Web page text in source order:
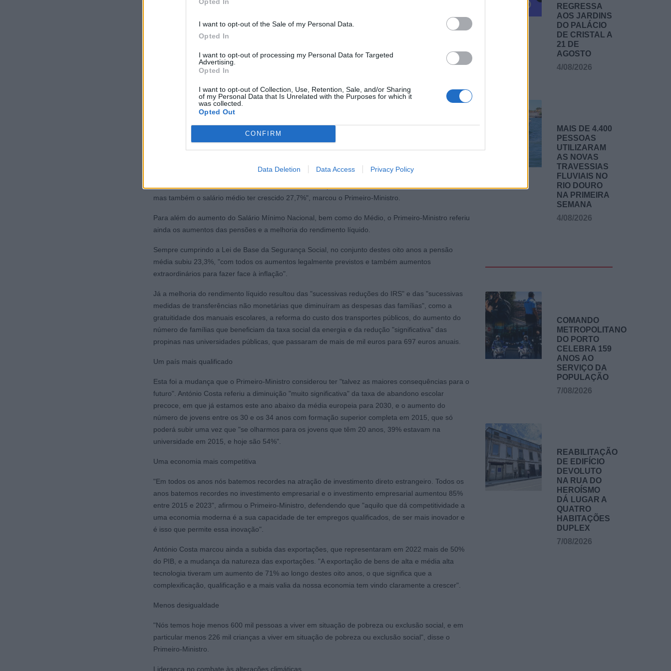
I want to opt-out of the Sale of my Personal Data.
Opted In
I want to opt-out of processing my Personal Data for Targeted
Advertising.
Opted In
I want to opt-out of Collection, Use, Retention, Sale, and/or Sharing
of my Personal Data that Is Unrelated with the Purposes for which it
was collected.
Opted Out
CONFIRM
Data Deletion Data Access Privacy Policy
com uma previsão de podermos continuar esta trajetória de redução", disse o Primeiro-Ministro.
SETE MUDANÇAS ESTRUTURAIS
Mais crescimento
O Primeiro-Ministro afirmou que entre 2000 e 2015, o país alternou entre a recessão e a
estagnação. "Só num ano destes 15 anos crescemos acima da média europeia, em 2009. De 2016
para cá a realidade é bastante diferente", disse. "Nestes oito anos, o país cresceu dez vezes mais
do que aquilo que tinha crescido nos 15 anos anteriores", marcou, referindo o crescimento de 2,1%
incluindo nos dois anos da pandemia, "onde o produto naturalmente teve uma queda brutal".
Mais emprego e mais rendimento
Contribuindo para este crescimento económico estiveram a criação de emprego e a melhoria das
milhões de pessoas. São mais 629 mil postos de trabalho em termos líquidos do que aqueles que
mas também o salário médio ter crescido 27,7%", marcou o Primeiro-Ministro.
Para além do aumento do Salário Mínimo Nacional, bem como do Médio, o Primeiro-Ministro referiu
ainda os aumentos das pensões e a melhoria do rendimento líquido.
Sempre cumprindo a Lei de Base da Segurança Social, no conjunto destes oito anos a pensão
média subiu 23,3%, "com todos os aumentos legalmente previstos e também aumentos
extraordinários para fazer face à inflação".
Já a melhoria do rendimento líquido resultou das "sucessivas reduções do IRS" e das "sucessivas
medidas de transferências não monetárias que diminuíram as despesas das famílias", como a
gratuitidade dos manuais escolares, a reforma do custo dos transportes públicos, do aumento do
número de famílias que beneficiam da taxa social da energia e da redução "significativa" das
propinas nas universidades públicas, que passaram de mais de mil euros para 697 euros anuais.
Um país mais qualificado
Esta foi a mudança que o Primeiro-Ministro considerou ter "talvez as maiores consequências para o
futuro". António Costa referiu a diminuição "muito significativa" da taxa de abandono escolar
precoce, em que já estamos este ano abaixo da média europeia para 2030, e o aumento do
número de jovens entre os 30 e os 34 anos com formação superior completa em 2015, que só
poderá subir uma vez que "se olharmos para os jovens que têm 20 anos, 39% estavam na
universidade em 2015, e hoje são 54%".
Uma economia mais competitiva
"Em todos os anos nós batemos recordes na atração de investimento direto estrangeiro. Todos os
anos batemos recordes no investimento empresarial e o investimento empresarial aumentou 85%
entre 2015 e 2023", afirmou o Primeiro-Ministro, defendendo que "aquilo que dá competitividade a
uma economia moderna é a sua capacidade de ter empregos qualificados, de ser mais inovador e
é isso que permite essa inovação".
António Costa marcou ainda a subida das exportações, que representaram em 2022 mais de 50%
do PIB, e a mudança da natureza das exportações. "A exportação de bens de alta e média alta
tecnologia tiveram um aumento de 71% ao longo destes oito anos, o que significa que a
complexificação, qualificação e a mais valia da nossa economia tem vindo claramente a crescer".
Menos desigualdade
"Nós temos hoje menos 600 mil pessoas a viver em situação de pobreza ou exclusão social, e em
particular menos 226 mil crianças a viver em situação de pobreza ou exclusão social", disse o
Primeiro-Ministro.
Liderança no combate às alterações climáticas
REGRESSA
AOS JARDINS
DO PALÁCIO
DE CRISTAL A
21 DE
AGOSTO
4/08/2026
MAIS DE 4.400
PESSOAS
UTILIZARAM
AS NOVAS
TRAVESSIAS
FLUVIAIS NO
RIO DOURO
NA PRIMEIRA
SEMANA
4/08/2026
COMANDO
METROPOLITANO
DO PORTO
CELEBRA 159
ANOS AO
SERVIÇO DA
POPULAÇÃO
7/08/2026
REABILITAÇÃO
DE EDIFÍCIO
DEVOLUTO
NA RUA DO
HEROÍSMO
DÁ LUGAR A
QUATRO
HABITAÇÕES
DUPLEX
7/08/2026